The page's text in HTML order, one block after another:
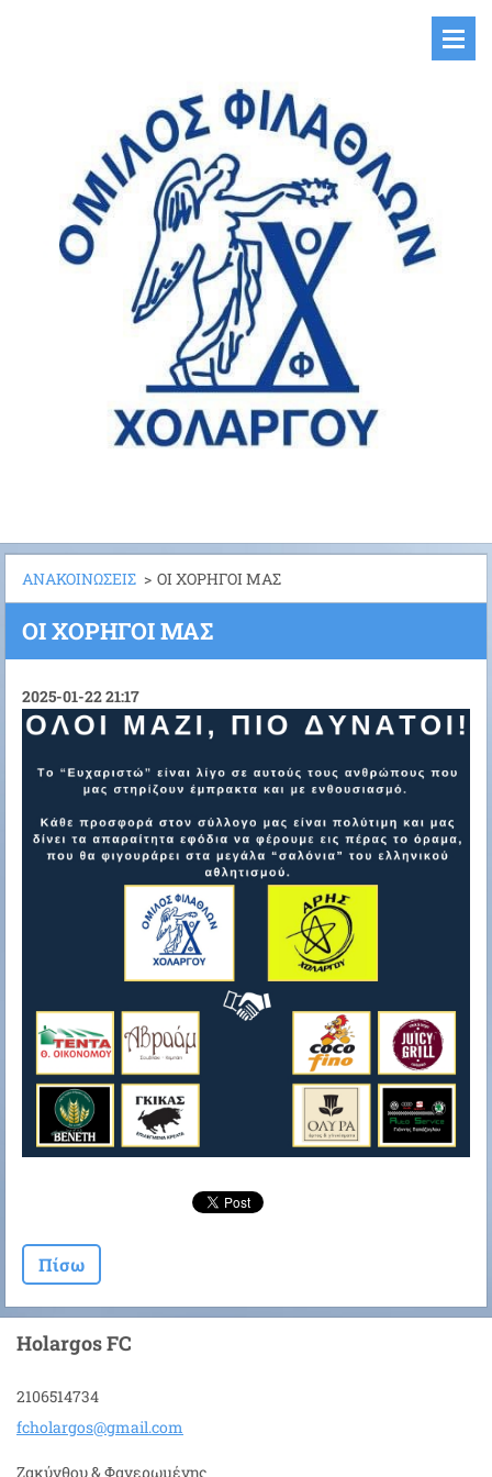
ΑΝΑΚΟΙΝΩΣΕΙΣ > ΟΙ ΧΟΡΗΓΟΙ ΜΑΣ
ΟΙ ΧΟΡΗΓΟΙ ΜΑΣ
2025-01-22 21:17
Πίσω
Holargos FC
2106514734
fcholargos@gmail.com
Ζακύνθου & Φανερωμένης